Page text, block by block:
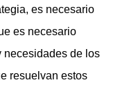
es necesario
es necesario
necesidades de los
resuelvan estos